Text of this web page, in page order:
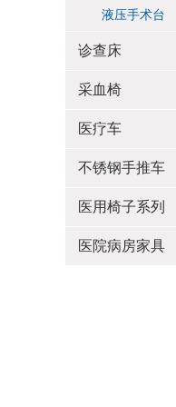
液压手术台
诊查床
采血椅
医疗车
不锈钢手推车
医用椅子系列
医院病房家具